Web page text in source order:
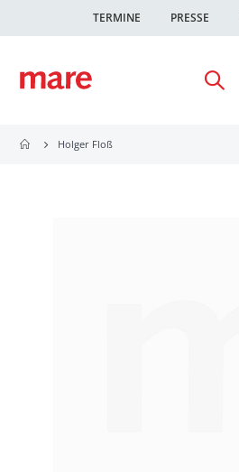
TERMINE PRESSE
Holger Floß